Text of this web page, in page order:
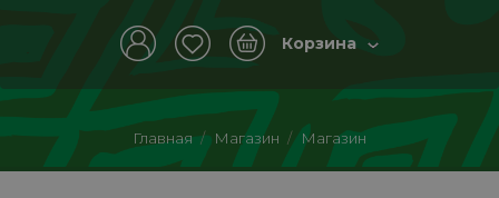
Корзина
Главная / Магазин / Магазин